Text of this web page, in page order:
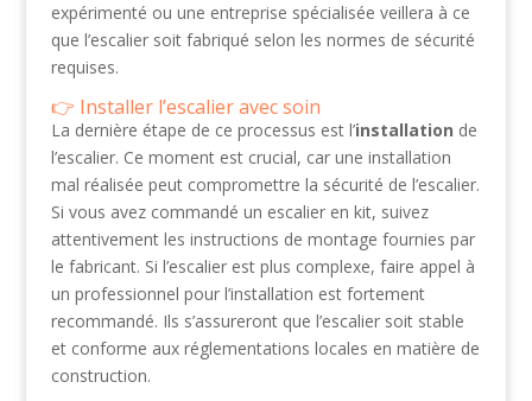
expérimenté ou une entreprise spécialisée veillera à ce
que l’escalier soit fabriqué selon les normes de sécurité
requises.
Installer l’escalier avec soin
La dernière étape de ce processus est l’installation de
l’escalier. Ce moment est crucial, car une installation
mal réalisée peut compromettre la sécurité de l’escalier.
Si vous avez commandé un escalier en kit, suivez
attentivement les instructions de montage fournies par
le fabricant. Si l’escalier est plus complexe, faire appel à
un professionnel pour l’installation est fortement
recommandé. Ils s’assureront que l’escalier soit stable
et conforme aux réglementations locales en matière de
construction.